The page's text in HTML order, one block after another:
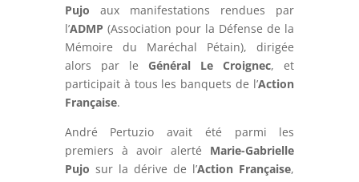
Pujo
aux manifestations rendues par
l’ADMP (Association pour la Défense de la
Mémoire du Maréchal Pétain), dirigée
alors par le
Général Le Croignec, et
participait à tous les banquets de l’Action
Française.
André Pertuzio avait été parmi les
premiers à avoir alerté
Marie-Gabrielle
Pujo sur la dérive de l’Action Française,